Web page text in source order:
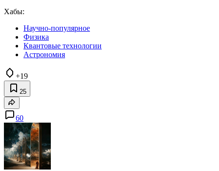
Хабы:
Научно-популярное
Физика
Квантовые технологии
Астрономия
+19
25
60